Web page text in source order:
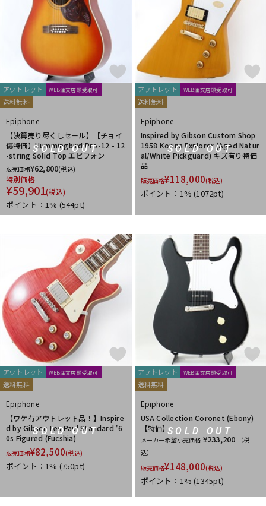
SOLD OUT
アウトレット WEB注文店頭受取可
送料無料
Epiphone
【決算売り尽くしセール】【チョイ
傷特価】Hummingbird Pro-12 - 12
-string Solid Top エピフォン
販売価格¥62,800(税込)
特別価格
¥59,901(税込)
ポイント：1% (544pt)
SOLD OUT
アウトレット WEB注文店頭受取可
送料無料
Epiphone
Inspired by Gibson Custom Shop
1958 Korina Explorer (Aged Natur
al/White Pickguard) キズ有り特価
品
販売価格¥118,000(税込)
ポイント：1%(1072pt)
SOLD OUT
アウトレット WEB注文店頭受取可
送料無料
Epiphone
【ワケ有アウトレット品！】Inspire
d by Gibson Les Paul Standard '6
0s Figured (Fucshia)
販売価格¥82,500(税込)
ポイント：1% (750pt)
SOLD OUT
アウトレット WEB注文店頭受取可
送料無料
Epiphone
USA Collection Coronet (Ebony)
【特価】
メーカー希望小売価格 ¥233,200
（税
込）
販売価格¥148,000(税込)
ポイント：1%(1345pt)